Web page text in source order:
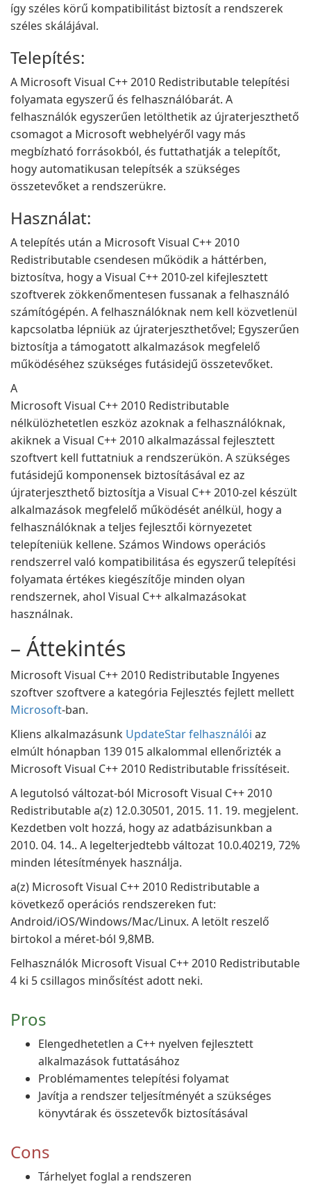
így széles körű kompatibilitást biztosít a rendszerek
széles skálájával.
Telepítés:
A Microsoft Visual C++ 2010 Redistributable telepítési
folyamata egyszerű és felhasználóbarát. A
felhasználók egyszerűen letölthetik az újraterjeszthető
csomagot a Microsoft webhelyéről vagy más
megbízható forrásokból, és futtathatják a telepítőt,
hogy automatikusan telepítsék a szükséges
összetevőket a rendszerükre.
Használat:
A telepítés után a Microsoft Visual C++ 2010
Redistributable csendesen működik a háttérben,
biztosítva, hogy a Visual C++ 2010-zel kifejlesztett
szoftverek zökkenőmentesen fussanak a felhasználó
számítógépén. A felhasználóknak nem kell közvetlenül
kapcsolatba lépniük az újraterjeszthetővel; Egyszerűen
biztosítja a támogatott alkalmazások megfelelő
működéséhez szükséges futásidejű összetevőket.
A
Microsoft Visual C++ 2010 Redistributable
nélkülözhetetlen eszköz azoknak a felhasználóknak,
akiknek a Visual C++ 2010 alkalmazással fejlesztett
szoftvert kell futtatniuk a rendszerükön. A szükséges
futásidejű komponensek biztosításával ez az
újraterjeszthető biztosítja a Visual C++ 2010-zel készült
alkalmazások megfelelő működését anélkül, hogy a
felhasználóknak a teljes fejlesztői környezetet
telepíteniük kellene. Számos Windows operációs
rendszerrel való kompatibilitása és egyszerű telepítési
folyamata értékes kiegészítője minden olyan
rendszernek, ahol Visual C++ alkalmazásokat
használnak.
– Áttekintés
Microsoft Visual C++ 2010 Redistributable Ingyenes
szoftver szoftvere a kategória Fejlesztés fejlett mellett
Microsoft-ban.
Kliens alkalmazásunk UpdateStar felhasználói az
elmúlt hónapban 139 015 alkalommal ellenőrizték a
Microsoft Visual C++ 2010 Redistributable frissítéseit.
A legutolsó változat-ból Microsoft Visual C++ 2010
Redistributable a(z) 12.0.30501, 2015. 11. 19. megjelent.
Kezdetben volt hozzá, hogy az adatbázisunkban a
2010. 04. 14.. A legelterjedtebb változat 10.0.40219, 72%
minden létesítmények használja.
a(z) Microsoft Visual C++ 2010 Redistributable a
következő operációs rendszereken fut:
Android/iOS/Windows/Mac/Linux. A letölt reszelő
birtokol a méret-ból 9,8MB.
Felhasználók Microsoft Visual C++ 2010 Redistributable
4 ki 5 csillagos minősítést adott neki.
Pros
Elengedhetetlen a C++ nyelven fejlesztett
alkalmazások futtatásához
Problémamentes telepítési folyamat
Javítja a rendszer teljesítményét a szükséges
könyvtárak és összetevők biztosításával
Cons
Tárhelyet foglal a rendszeren